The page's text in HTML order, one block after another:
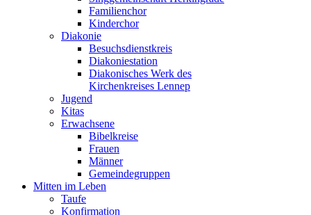
Familienchor
Kinderchor
Diakonie
Besuchsdienstkreis
Diakoniestation
Diakonisches Werk des
Kirchenkreises Lennep
Jugend
Kitas
Erwachsene
Bibelkreise
Frauen
Männer
Gemeindegruppen
Mitten im Leben
Taufe
Konfirmation